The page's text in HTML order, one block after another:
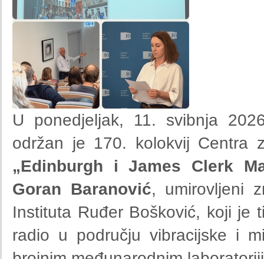
U ponedjeljak, 11. svibnja
održan je 170. kolokvij Centra
„Edinburgh i James Clerk
Goran Baranović, umirovljeni
Instituta Ruđer Bošković, koji je
radio u području vibracijske i